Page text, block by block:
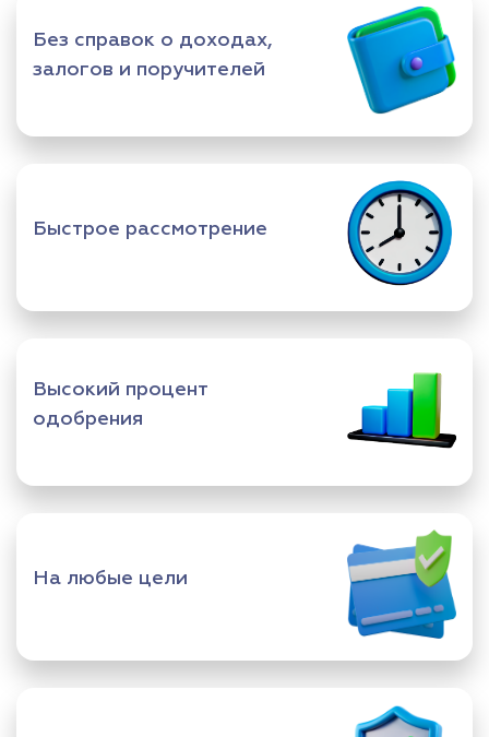
Без справок о доходах,
залогов и поручителей
Быстрое рассмотрение
Высокий процент
одобрения
На любые цели